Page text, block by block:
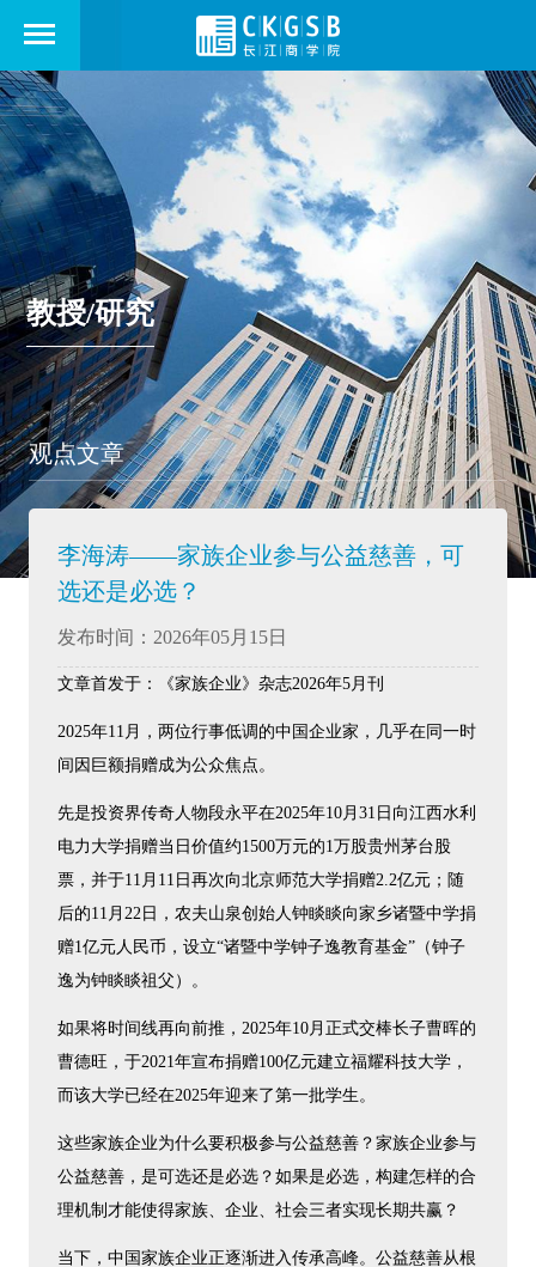
教授/研究
观点文章
李海涛——家族企业参与公益慈善，可
选还是必选？
发布时间：2026年05月15日
文章首发于：《家族企业》杂志2026年5月刊
2025年11月，两位行事低调的中国企业家，几乎在同一时
间因巨额捐赠成为公众焦点。
先是投资界传奇人物段永平在2025年10月31日向江西水利
电力大学捐赠当日价值约1500万元的1万股贵州茅台股
票，并于11月11日再次向北京师范大学捐赠2.2亿元；随
后的11月22日，农夫山泉创始人钟睒睒向家乡诸暨中学捐
赠1亿元人民币，设立“诸暨中学钟子逸教育基金”（钟子
逸为钟睒睒祖父）。
如果将时间线再向前推，2025年10月正式交棒长子曹晖的
曹德旺，于2021年宣布捐赠100亿元建立福耀科技大学，
而该大学已经在2025年迎来了第一批学生。
这些家族企业为什么要积极参与公益慈善？家族企业参与
公益慈善，是可选还是必选？如果是必选，构建怎样的合
理机制才能使得家族、企业、社会三者实现长期共赢？
当下，中国家族企业正逐渐进入传承高峰。公益慈善从根